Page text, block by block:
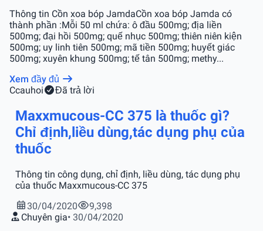
Thông tin Cồn xoa bóp JamdaCồn xoa bóp Jamda có
thành phần :Mỗi 50 ml chứa: ô đầu 500mg; địa liền
500mg; đại hồi 500mg; quế nhục 500mg; thiên niên kiện
500mg; uy linh tiên 500mg; mã tiền 500mg; huyết giác
500mg; xuyên khung 500mg; tế tân 500mg; methy...
Xem đầy đủ
Ccauhoi Đã trả lời
Maxxmucous-CC 375 là thuốc gì?
Chỉ định,liều dùng,tác dụng phụ của
thuốc
Thông tin công dụng, chỉ định, liều dùng, tác dụng phụ
của thuốc Maxxmucous-CC 375
30/04/2020
9,398
Chuyên gia• 30/04/2020